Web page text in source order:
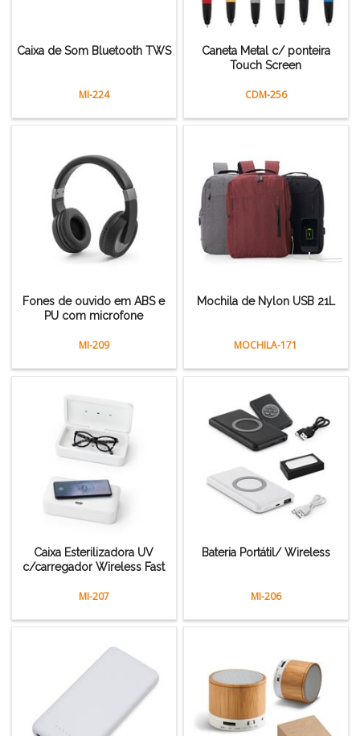
Caixa de Som Bluetooth TWS
MI-224
Caneta Metal c/ ponteira
Touch Screen
CDM-256
Fones de ouvido em ABS e
PU com microfone
MI-209
Mochila de Nylon USB 21L
MOCHILA-171
Caixa Esterilizadora UV
c/carregador Wireless Fast
MI-207
Bateria Portátil/ Wireless
MI-206